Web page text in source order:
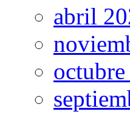
abril